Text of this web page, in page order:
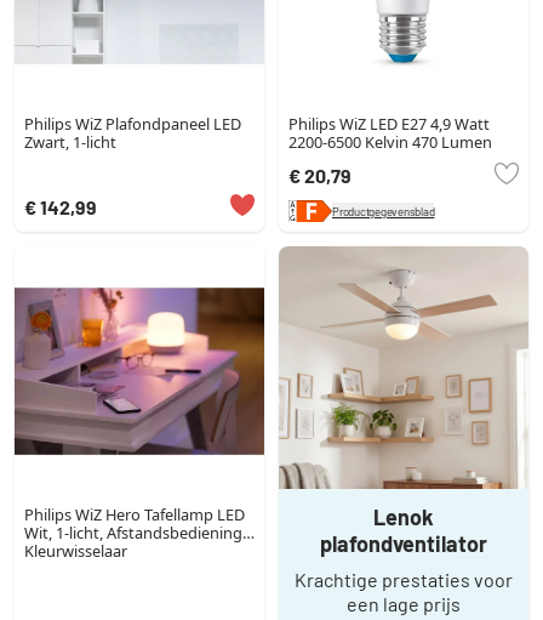
Philips WiZ Plafondpaneel LED
Zwart, 1-licht
€ 142,99
Philips WiZ LED E27 4,9 Watt
2200-6500 Kelvin 470 Lumen
€ 20,79
Productgegevensblad
Philips WiZ Hero Tafellamp LED
Wit, 1-licht, Afstandsbediening,
Kleurwisselaar
Lenok
plafondventilator
Krachtige prestaties voor
een lage prijs